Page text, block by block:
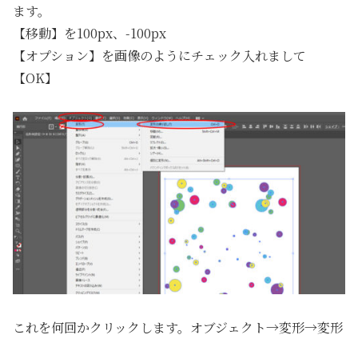
ます。
【移動】を100px、-100px
【オプション】を画像のようにチェック入れまして
【OK】
これを何回かクリックします。オブジェクト→変形→変形